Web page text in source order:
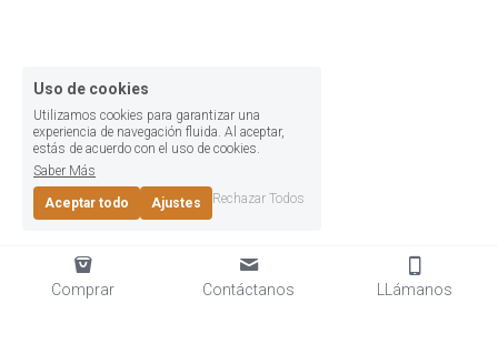
Comprar Contáctanos LLámanos
Uso de cookies
Utilizamos cookies para garantizar una
experiencia de navegación fluida. Al aceptar,
estás de acuerdo con el uso de cookies.
Saber Más
Aceptar todo Ajustes Rechazar Todos